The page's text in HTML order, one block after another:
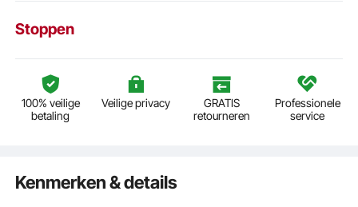
Stoppen
100% veilige
betaling
Veilige privacy
GRATIS
retourneren
Professionele
service
Kenmerken & details